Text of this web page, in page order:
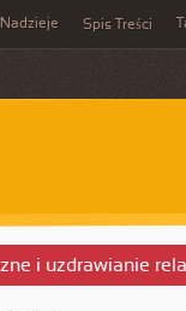
Nadzieje Spis Treści
i uzdrawianie